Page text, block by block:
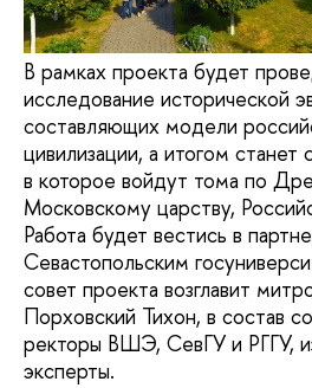
В рамках проекта будет
исследование исторической
составляющих модели
цивилизации, а итогом
в которое войдут тома по
Московскому царству,
Работа будет вестись в
Севастопольским
совет проекта возглавит
Порховский Тихон, в состав
ректоры ВШЭ, СевГУ и РГГУ,
эксперты.